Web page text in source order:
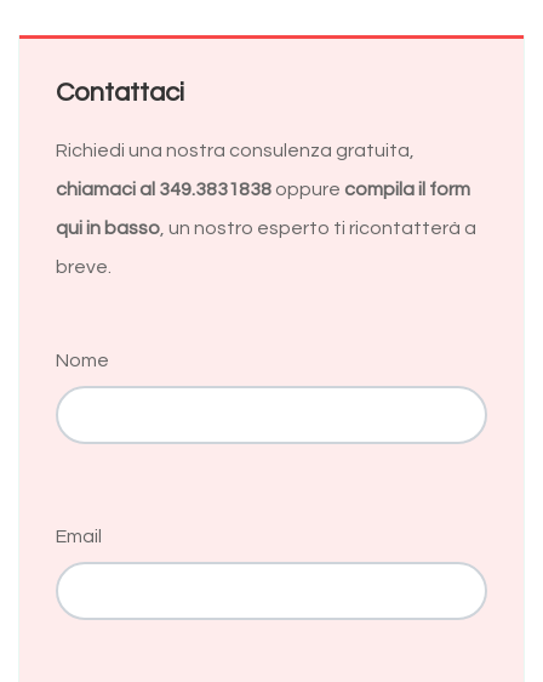
Contattaci
Richiedi una nostra consulenza gratuita,
chiamaci al 349.3831838 oppure compila il form
qui in basso , un nostro esperto ti ricontatterà a
breve.
Nome
Email